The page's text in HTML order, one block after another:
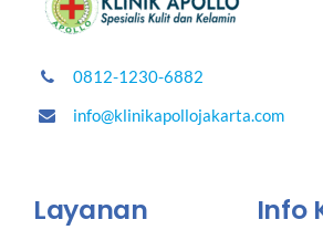
0812-1230-6882
info@klinikapollojakarta.com
Layanan Info